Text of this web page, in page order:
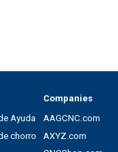
Ayuda
chorro
Companies
AAGCNC.com
AXYZ.com